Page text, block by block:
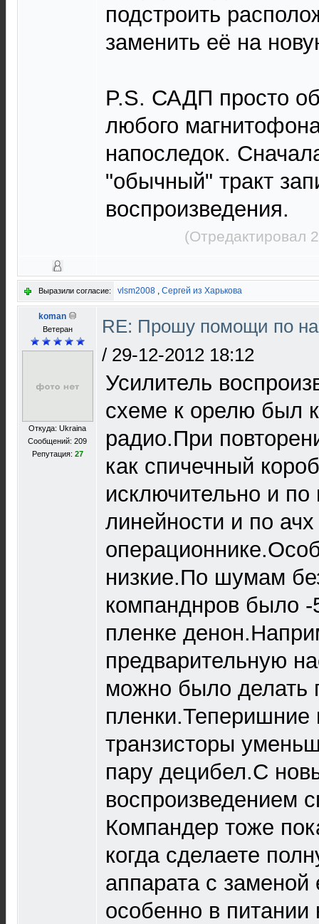
подстроить
заменить её на
P.S. САДП просто
любого
напоследок.
"обычный" тракт
воспроизведения.
(Отредактировал
Выразили согласие: vlsm2008 , Сергей из Харькова
koman
Ветеран
Откуда: Ukraina
Сообщений: 209
Репутация: 27
RE: Прошу помощи по
/ 29-12-2012 18:12
Усилитель
схеме к орелю был
радио.При
как спичечный
исключительно и
линейности и по
низкие.По шумам
компанднров было
пленке
предварительную
можно было делать
транзисторы
пару децибел.С
воспроизведением
Компандер тоже
когда сделаете
аппарата с заменой
особенно в питании